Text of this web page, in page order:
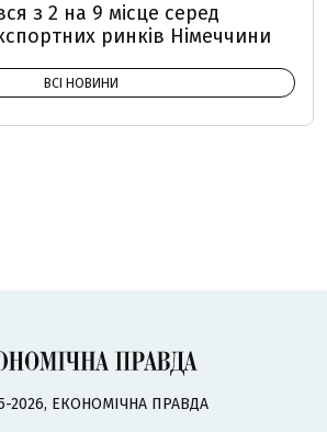
з 2 на 9 місце серед
ринків Німеччини
ВСІ НОВИНИ
2026, ЕКОНОМІЧНА ПРАВДА